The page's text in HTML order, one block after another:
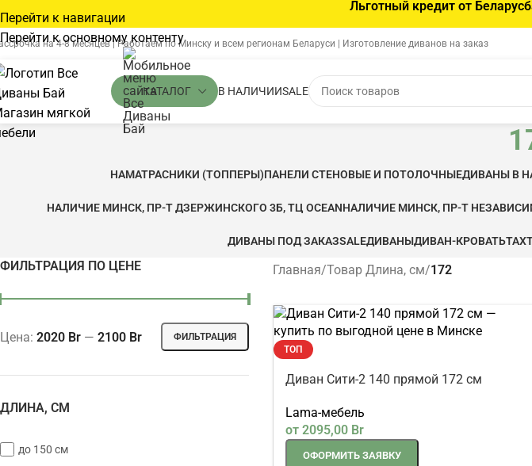
Перейти к навигации
Перейти к основному контенту
Льготный кредит от
на 4-8 месяцев | Работаем по Минску и всем регионам Беларуси | Изготовление диванов на заказ
КАТАЛОГ В НАЛИЧИИSALE
НАМАТРАСНИКИ (ТОППЕРЫ)ПАНЕЛИ СТЕНОВЫЕ И ПОТОЛОЧНЫЕДИВАНЫ В
НАЛИЧИЕ МИНСК, ПР-Т ДЗЕРЖИНСКОГО 3Б, ТЦ OCEANНАЛИЧИЕ МИНСК, ПР-Т
ДИВАНЫ ПОД ЗАКАЗSALEДИВАНЫДИВАН-КРОВАТЬ
ФИЛЬТРАЦИЯ ПО ЦЕНЕ
ФИЛЬТРАЦИЯ
Цена: 2020 Br — 2100 Br
ДЛИНА, СМ
до 150 см
Главная/Товар Длина, см/172
ТОП
Диван Сити-2 140 прямой 172 см
Lama-мебель
от 2095,00 Br
ОФОРМИТЬ ЗАЯВКУ